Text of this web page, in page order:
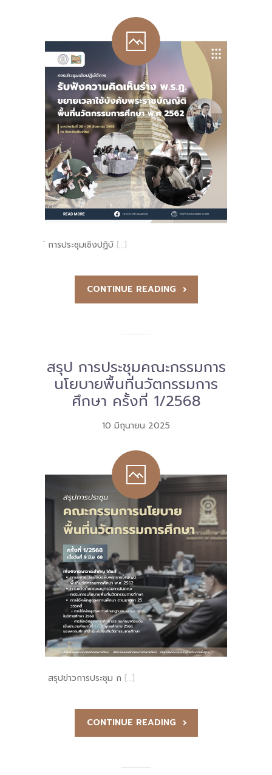
่ การประชุมเชิงปฏิบั […]
CONTINUE READING
สรุป การประชุมคณะกรรมการ
นโยบายพื้นที่นวัตกรรมการ
ศึกษา ครั้งที่ 1/2568
10 มิถุนายน 2025
สรุปข่าวการประชุม ก […]
CONTINUE READING